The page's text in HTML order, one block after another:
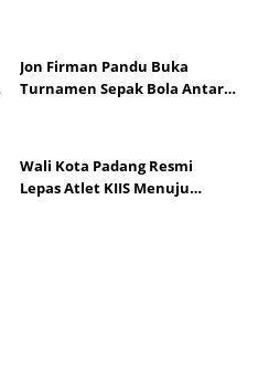
Jon Firman Pandu Buka
Turnamen Sepak Bola Antar
Wali Kota Padang Resmi
Lepas Atlet KIIS Menuju